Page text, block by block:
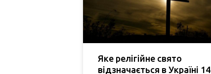
Яке релігійне свято
відзначається в Україні 14